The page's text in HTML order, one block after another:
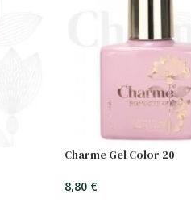
Charme Gel Color 20
8,80 €